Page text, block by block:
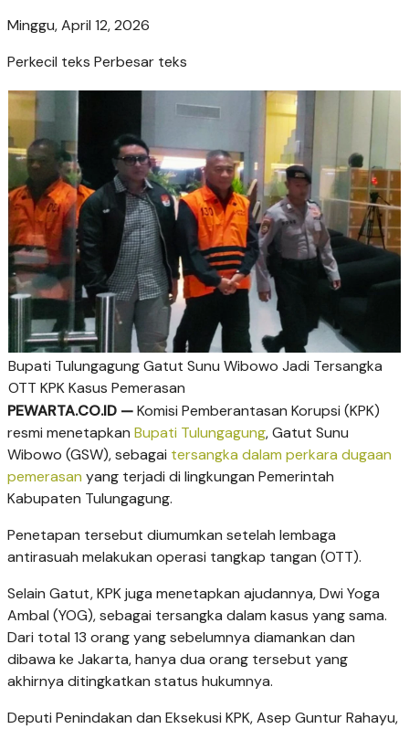
Minggu, April 12, 2026
Perkecil teks Perbesar teks
Bupati Tulungagung Gatut Sunu Wibowo Jadi Tersangka
OTT KPK Kasus Pemerasan
PEWARTA.CO.ID —Komisi Pemberantasan Korupsi (KPK)
resmi menetapkan Bupati Tulungagung, Gatut Sunu
Wibowo (GSW), sebagai tersangka dalam perkara dugaan
pemerasan yang terjadi di lingkungan Pemerintah
Kabupaten Tulungagung.
Penetapan tersebut diumumkan setelah lembaga
antirasuah melakukan operasi tangkap tangan (OTT).
Selain Gatut, KPK juga menetapkan ajudannya, Dwi Yoga
Ambal (YOG), sebagai tersangka dalam kasus yang sama.
Dari total 13 orang yang sebelumnya diamankan dan
dibawa ke Jakarta, hanya dua orang tersebut yang
akhirnya ditingkatkan status hukumnya.
Deputi Penindakan dan Eksekusi KPK, Asep Guntur Rahayu,